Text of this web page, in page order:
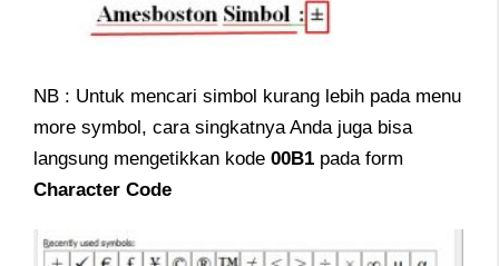
NB : Untuk mencari simbol kurang lebih pada menu
more symbol, cara singkatnya Anda juga bisa
langsung mengetikkan kode 00B1 pada form
Character Code